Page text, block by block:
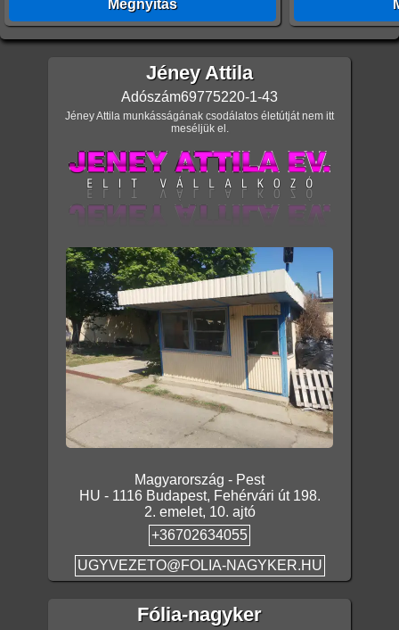
Megnyitás
Jéney Attila
Adószám69775220-1-43
Jéney Attila munkásságának csodálatos életútját nem itt
meséljük el.
Magyarország - Pest
HU - 1116 Budapest, Fehérvári út 198.
2. emelet, 10. ajtó
+36702634055
UGYVEZETO@FOLIA-NAGYKER.HU
Fólia-nagyker